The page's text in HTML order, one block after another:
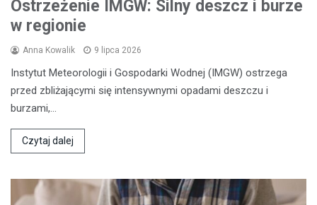
Ostrzeżenie IMGW: Silny deszcz i burze
w regionie
Anna Kowalik 9 lipca 2026
Instytut Meteorologii i Gospodarki Wodnej (IMGW) ostrzega
przed zbliżającymi się intensywnymi opadami deszczu i
burzami,…
Czytaj dalej